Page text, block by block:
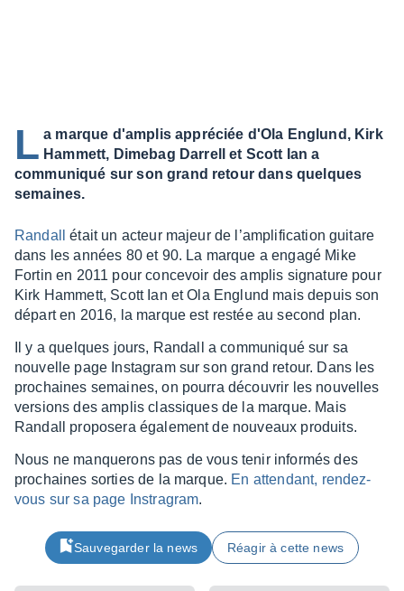
L a marque d'amplis appréciée d'Ola Englund, Kirk
Hammett, Dimebag Darrell et Scott Ian a
communiqué sur son grand retour dans quelques
semaines.
Randall
était un acteur majeur de l’am­pli­fi­ca­tion guitare
dans les années 80 et 90. La marque a engagé Mike
Fortin en 2011 pour conce­voir des amplis signa­ture pour
Kirk Hammett, Scott Ian et Ola Englund mais depuis son
départ en 2016, la marque est restée au second plan.
Il y a quelques jours, Randall a commu­niqué sur sa
nouvelle page Insta­gram sur son grand retour. Dans les
prochaines semaines, on pourra décou­vrir les nouvelles
versions des amplis clas­siques de la marque. Mais
Randall propo­sera égale­ment de nouveaux produits.
Nous ne manque­rons pas de vous tenir infor­més des
prochaines sorties de la marque. En atten­dant, rendez-
vous sur sa page Instra­gram.
Sauvegarder la news Réagir à cette news